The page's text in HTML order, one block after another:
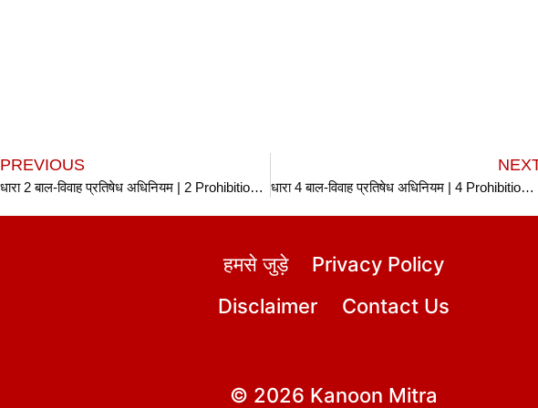
PREVIOUS
धारा 2 बाल-विवाह प्रतिषेध अधिनियम | 2 Prohibition of Child Marriage Act in hindi धारा 4 बाल-विवाह प्रतिषेध अधिनियम | 4 Prohibition of Child Marriage Act in hindi
हमसे जुड़े
Privacy Policy
Disclaimer
Contact Us
© 2026 Kanoon Mitra